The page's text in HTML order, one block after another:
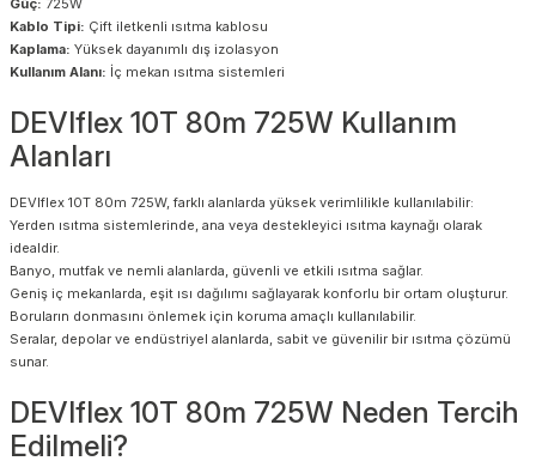
Güç: 725W
Kablo Tipi: Çift iletkenli ısıtma kablosu
Kaplama: Yüksek dayanımlı dış izolasyon
Kullanım Alanı: İç mekan ısıtma sistemleri
DEVIflex 10T 80m 725W Kullanım
Alanları
DEVIflex 10T 80m 725W, farklı alanlarda yüksek verimlilikle kullanılabilir:
Yerden ısıtma sistemlerinde, ana veya destekleyici ısıtma kaynağı olarak
idealdir.
Banyo, mutfak ve nemli alanlarda, güvenli ve etkili ısıtma sağlar.
Geniş iç mekanlarda, eşit ısı dağılımı sağlayarak konforlu bir ortam oluşturur.
Boruların donmasını önlemek için koruma amaçlı kullanılabilir.
Seralar, depolar ve endüstriyel alanlarda, sabit ve güvenilir bir ısıtma çözümü
sunar.
DEVIflex 10T 80m 725W Neden Tercih
Edilmeli?